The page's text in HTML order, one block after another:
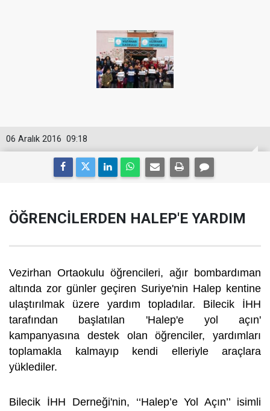
09:18
06 Aralık 2016
ÖĞRENCİLERDEN HALEP'E YARDIM
Vezirhan Ortaokulu öğrencileri, ağır bombardıman
altında zor günler geçiren Suriye'nin Halep kentine
ulaştırılmak üzere yardım topladılar. Bilecik İHH
tarafından başlatılan 'Halep'e yol açın'
kampanyasına destek olan öğrenciler, yardımları
toplamakla kalmayıp kendi elleriyle araçlara
yüklediler.
Bilecik İHH Derneği'nin, ‘‘Halep’e Yol Açın’’ isimli